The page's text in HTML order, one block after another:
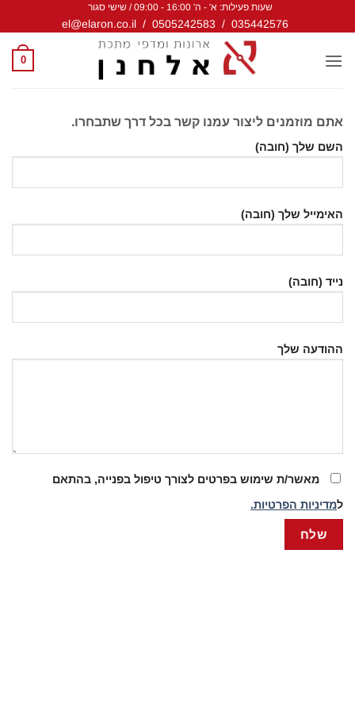
שעות פעילות: א' - ה' 16:00 - 09:00 / שישי סגור
035442576
/
0505242583
/
el@elaron.co.il
0
אתם מוזמנים ליצור עמנו קשר בכל דרך שתבחרו.
השם שלך (חובה)
האימייל שלך (חובה)
נייד (חובה)
ההודעה שלך
מאשר/ת שימוש בפרטים לצורך טיפול בפנייה, בהתאם
למדיניות הפרטיות.